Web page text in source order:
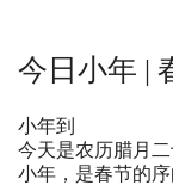
今日小年 |
小年到
今天是农历腊月二
小年，是春节的